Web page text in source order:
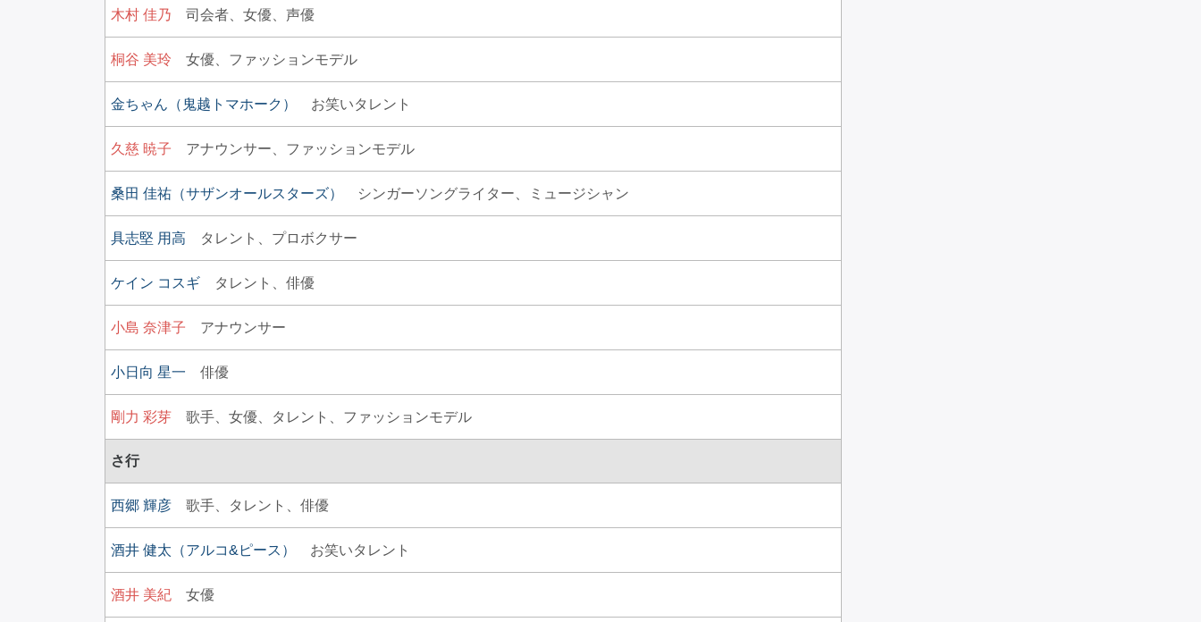
木村 佳乃 司会者、 女優、 声優
桐谷 美玲 女優、 ファッションモデル
金ちゃん（鬼越トマホーク） お笑いタレント
久慈 暁子 アナウンサー、 ファッションモデル
桑田 佳祐（サザンオールスターズ） シンガーソングライター、 ミュージシャン
具志堅 用高 タレント、 プロボクサー
ケイン コスギ タレント、 俳優
小島 奈津子 アナウンサー
小日向 星一 俳優
剛力 彩芽 歌手、 女優、 タレント、 ファッションモデル
さ行
西郷 輝彦 歌手、 タレント、 俳優
酒井 健太（アルコ&ピース） お笑いタレント
酒井 美紀 女優